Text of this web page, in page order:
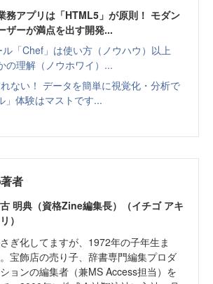
務アプリは「HTML5」が原則！ モダン
ザーが満点を出す開発...
「Chef」は使い方（ノウハウ）以上
の理解（ノウホワイ）...
ない！ データを簡単に視覚化・分析で
」体験はマストです...
者
明典（資格Zine編集長）（イチゴ アキ
）
ぎ化してますが、1972年の子年生ま
宝飾店の売り子、辞書専門編集プロダ
ョンの編集者（兼MS Access担当）を